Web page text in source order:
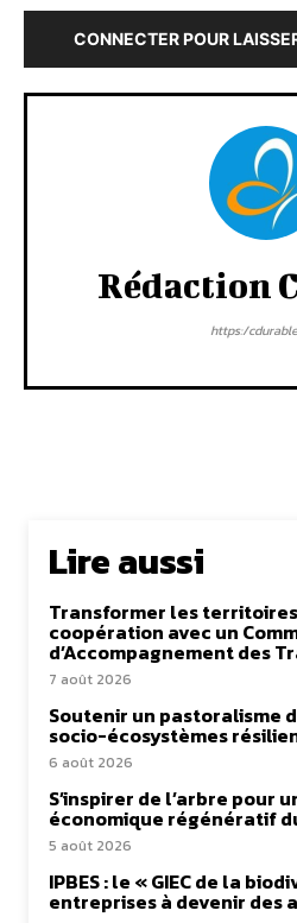
CONNECTER POUR
Rédaction
https:/
Lire aussi
Transformer les
coopération avec un
d’Accompagnement des
7 août 2026
Soutenir un pastoralisme
socio-écosystèmes
6 août 2026
S’inspirer de l’arbre pour
économique régénératif
5 août 2026
IPBES : le « GIEC de la
entreprises à devenir des